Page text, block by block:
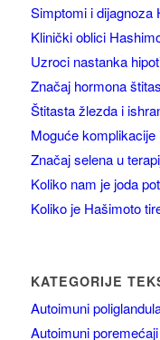
Simptomi i dijagnoza
Klinički oblici
Uzroci nastanka
Značaj hormona
Štitasta žlezda i
Moguće komplikacije
Značaj selena u
Koliko nam je joda
Koliko je Hašimoto
KATEGORIJE
Autoimuni
Autoimuni poremećaji